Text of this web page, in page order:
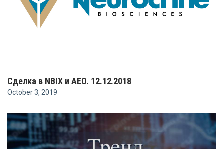
Сделка в NBIX и AEO. 12.12.2018
October 3, 2019